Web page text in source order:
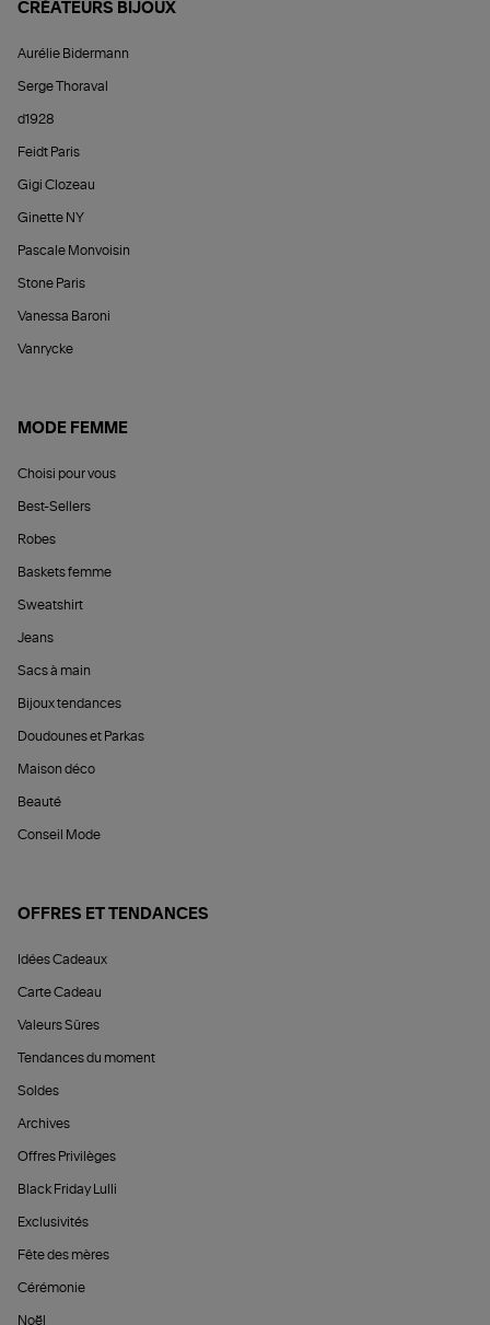
CRÉATEURS BIJOUX
Aurélie Bidermann
Serge Thoraval
d1928
Feidt Paris
Gigi Clozeau
Ginette NY
Pascale Monvoisin
Stone Paris
Vanessa Baroni
Vanrycke
MODE FEMME
Choisi pour vous
Best-Sellers
Robes
Baskets femme
Sweatshirt
Jeans
Sacs à main
Bijoux tendances
Doudounes et Parkas
Maison déco
Beauté
Conseil Mode
OFFRES ET TENDANCES
Idées Cadeaux
Carte Cadeau
Valeurs Sûres
Tendances du moment
Soldes
Archives
Offres Privilèges
Black Friday Lulli
Exclusivités
Fête des mères
Cérémonie
Noël